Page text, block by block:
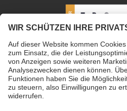
PETEC Verbindungstechnik
96132 Schlüsselfeld |
0 |